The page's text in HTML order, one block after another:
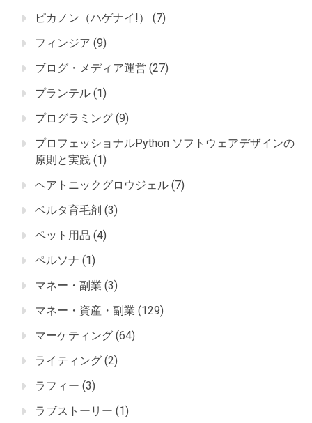
ピカノン（ハゲナイ!）
(7)
フィンジア (9)
ブログ・メディア運営 (27)
プランテル (1)
プログラミング (9)
プロフェッショナルPython ソフトウェアデザインの
原則と実践 (1)
ヘアトニックグロウジェル (7)
ベルタ育毛剤 (3)
ペット用品 (4)
ペルソナ (1)
マネー・副業 (3)
マネー・資産・副業 (129)
マーケティング (64)
ライティング (2)
ラフィー (3)
ラブストーリー (1)